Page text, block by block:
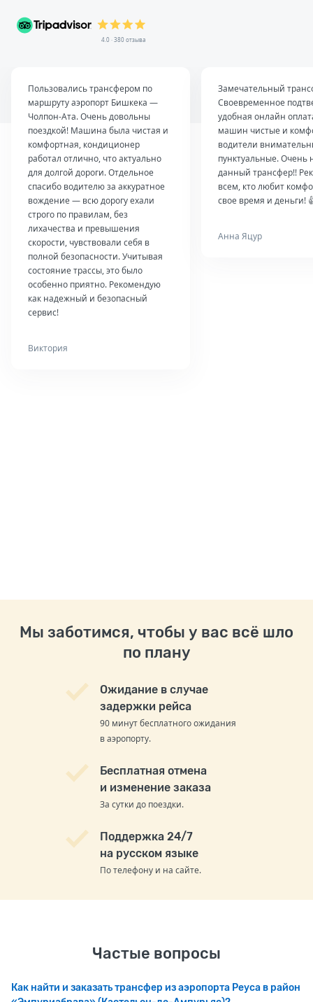
4.0 · 380 отзыва
Пользовались трансфером по
маршруту аэропорт Бишкека —
Чолпон-Ата. Очень довольны
поездкой! Машина была чистая и
комфортная, кондиционер
работал отлично, что актуально
для долгой дороги. Отдельное
спасибо водителю за аккуратное
вождение — всю дорогу ехали
строго по правилам, без
лихачества и превышения
скорости, чувствовали себя в
полной безопасности. Учитывая
состояние трассы, это было
особенно приятно. Рекомендую
как надежный и безопасный
сервис!
Виктория
Замечательный
Своевременное
удобная онлайн
машин чистые и
водители
пунктуальные. Очень
данный трансфер!!
всем, кто любит
свое время и деньги!
Анна Яцур
Мы заботимся, чтобы у вас всё шло
по плану
Ожидание в случае
задержки рейса
90 минут бесплатного ожидания
в аэропорту.
Бесплатная отмена
и изменение заказа
За сутки до поездки.
Поддержка 24/7
на русском языке
По телефону и на сайте.
Частые вопросы
Как найти и заказать трансфер из аэропорта Реуса в район